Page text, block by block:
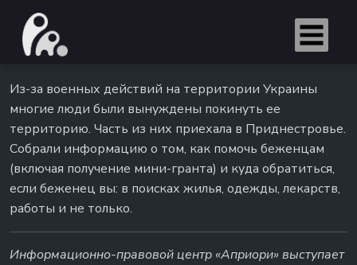
Из-за военных действий на территории Украины
многие люди были вынуждены покинуть ее
территорию. Часть из них приехала в Приднестровье.
Собрали информацию о том, как помочь беженцам
(включая получение мини-гранта) и куда обратиться,
если беженец вы: в поисках жилья, одежды, лекарств,
работы и не только.
Информационно-правовой центр «Априори» выступает